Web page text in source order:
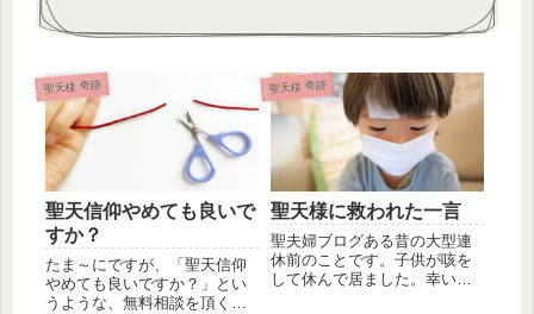
聖天様 奇跡
聖天信仰やめても良いで
すか？
たま～にですが、「聖天信仰
やめても良いですか？」とい
うような、無料相談を頂くこ
聖天様 奇跡
聖天様に救われた一言
聖夫婦ブログある昔の大型連
休前のことです。子供が咳を
して休んで居ました。幸い熱